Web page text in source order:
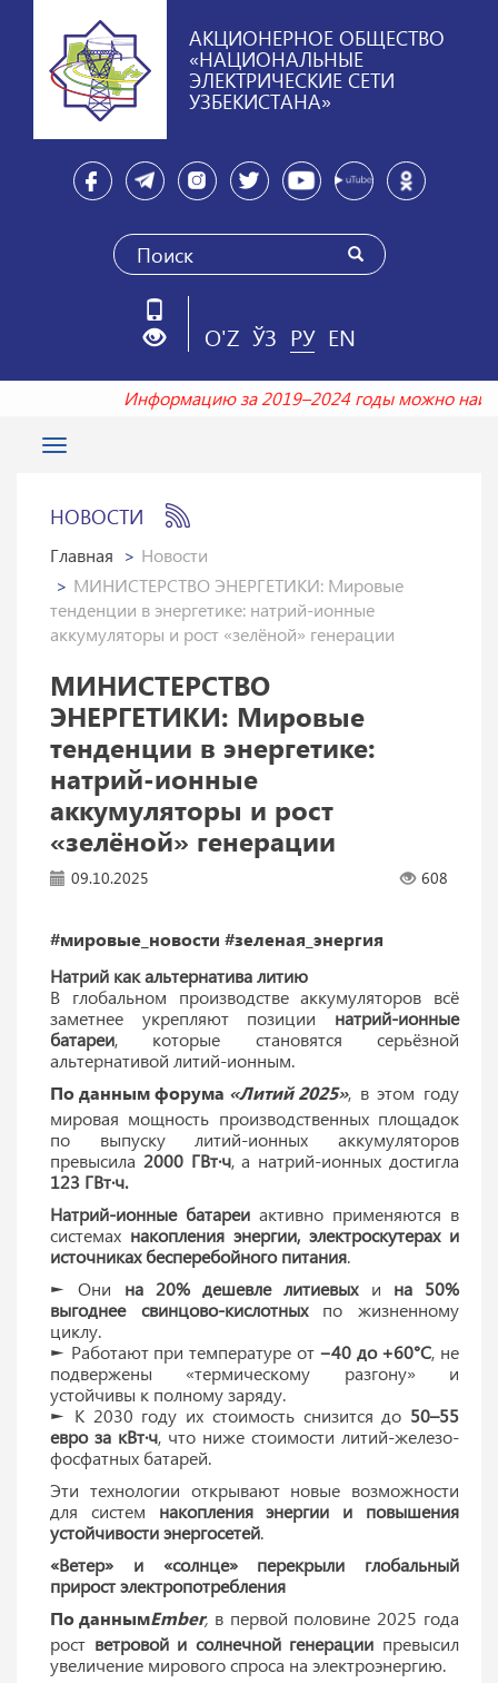
АКЦИОНЕРНОЕ ОБЩЕСТВО
«НАЦИОНАЛЬНЫЕ
ЭЛЕКТРИЧЕСКИЕ СЕТИ
УЗБЕКИСТАНА»
O'Z ЎЗ РУ EN
Информацию за 2019–2024 годы можно
Toggle
НОВОСТИ
Главная
Новости
МИНИСТЕРСТВО ЭНЕРГЕТИКИ: Мировые
тенденции в энергетике: натрий-ионные
аккумуляторы и рост «зелёной» генерации
МИНИСТЕРСТВО
ЭНЕРГЕТИКИ: Мировые
тенденции в энергетике:
натрий-ионные
аккумуляторы и рост
«зелёной» генерации
09.10.2025 608
#мировые_новости #зеленая_энергия
Натрий как альтернатива литию
В глобальном производстве аккумуляторов всё
заметнее укрепляют позиции натрий-ионные
батареи, которые становятся серьёзной
альтернативой литий-ионным.
По данным форума «Литий 2025», в этом году
мировая мощность производственных площадок
по выпуску литий-ионных аккумуляторов
превысила 2000 ГВт·ч, а натрий-ионных достигла
123 ГВт·ч.
Натрий-ионные батареи активно применяются в
системах накопления энергии, электроскутерах и
источниках бесперебойного питания.
► Они на 20% дешевле литиевыхи на 50%
выгоднее свинцово-кислотныхпо жизненному
циклу.
► Работают при температуре от −40 до +60°C, не
подвержены «термическому разгону» и
устойчивы к полному заряду.
► К 2030 году их стоимость снизится до 50–55
евро за кВт·ч, что ниже стоимости литий-железо-
фосфатных батарей.
Эти технологии открывают новые возможности
для систем накопления энергии и повышения
устойчивости энергосетей.
«Ветер» и «солнце» перекрыли глобальный
прирост электропотребления
По даннымEmber, в первой половине 2025 года
рост ветровой и солнечной генерации превысил
увеличение мирового спроса на электроэнергию.